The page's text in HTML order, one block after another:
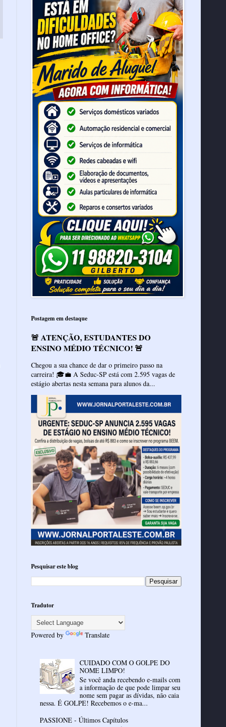
Postagem em destaque
🚨 ATENÇÃO, ESTUDANTES DO
ENSINO MÉDIO TÉCNICO! 🚨
Chegou a sua chance de dar o primeiro passo na
carreira! 🎓💼 A Seduc-SP está com 2.595 vagas de
estágio abertas nesta semana para alunos da...
Pesquisar este blog
Tradutor
Powered by Translate
CUIDADO COM O GOLPE DO
NOME LIMPO!
Se você anda recebendo e-mails com
a informação de que pode limpar seu
nome sem pagar as dívidas, não caia
nessa. É GOLPE! Recebemos o e-ma...
PASSIONE - Últimos Capítulos